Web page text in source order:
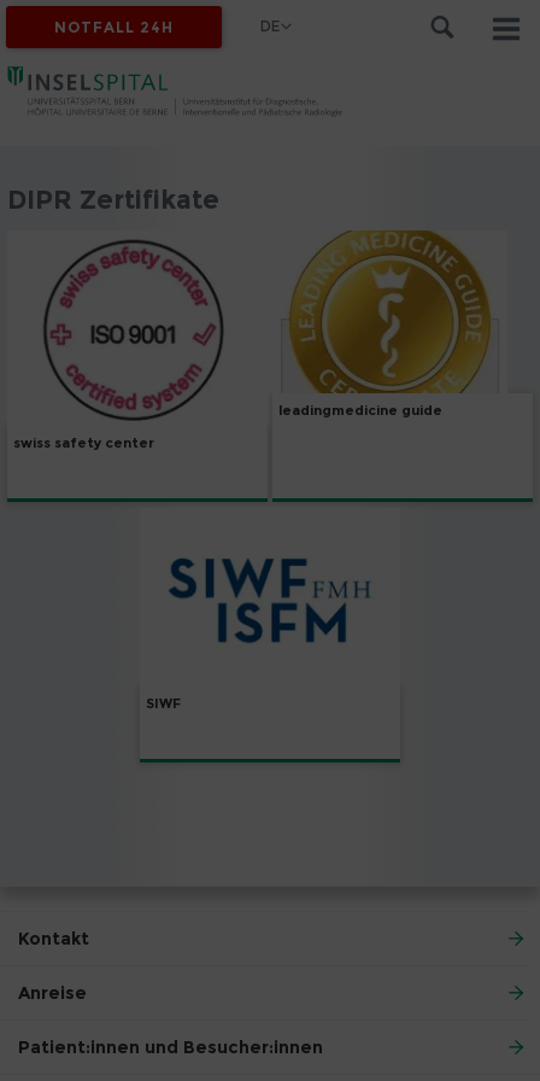
NOTFALL 24H DE
DIPR Zertifikate
swiss safety center
leadingmedicine guide
SIWF
Kontakt
Anreise
Patient:innen und Besucher:innen